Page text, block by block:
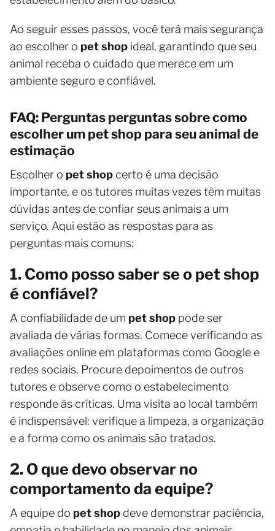
Ao seguir esses passos, você terá mais segurança
ao escolher o pet shop ideal, garantindo que seu
animal receba o cuidado que merece em um
ambiente seguro e confiável.
FAQ: Perguntas perguntas sobre como
escolher um pet shop para seu animal de
estimação
Escolher o pet shop certo é uma decisão
importante, e os tutores muitas vezes têm muitas
dúvidas antes de confiar seus animais a um
serviço. Aqui estão as respostas para as
perguntas mais comuns:
1. Como posso saber se o pet shop
é confiável?
A confiabilidade de um pet shop pode ser
avaliada de várias formas. Comece verificando as
avaliações online em plataformas como Google e
redes sociais. Procure depoimentos de outros
tutores e observe como o estabelecimento
responde às críticas. Uma visita ao local também
é indispensável: verifique a limpeza, a organização
e a forma como os animais são tratados.
2. O que devo observar no
comportamento da equipe?
A equipe do pet shop deve demonstrar paciência,